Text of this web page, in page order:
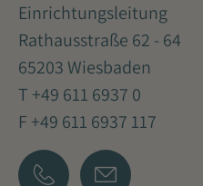
Einrichtungsleitung
Rathausstraße 62 - 64
65203 Wiesbaden
T +49 611 6937 0
F +49 611 6937 117